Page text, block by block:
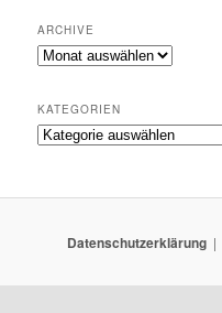
ARCHIVE
A
h
KATEGORIEN
K
e
Datenschutzerklärung